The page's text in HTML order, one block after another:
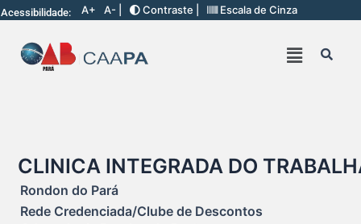
Acessibilidade: A+ A- | Contraste | Escala de Cinza
CLINICA INTEGRADA DO
Rondon do Pará
Rede Credenciada/Clube de Descontos